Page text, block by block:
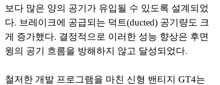
보다 많은 양의 공기가 유입될 수 있도록 설계되었
다. 브레이크에 공급되는 덕트(ducted) 공기량도 크
게 증가했다. 결정적으로 이러한 성능 향상은 후면
윙의 공기 흐름을 방해하지 않고 달성되었다.
철저한 개발 프로그램을 마친 신형 밴티지 GT4는